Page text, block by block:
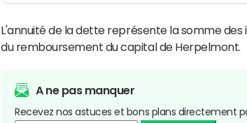
L'annuité de la dette représente la somme
du remboursement du capital de Herpelmont.
A ne pas manquer
Recevez nos astuces et bons plans directement